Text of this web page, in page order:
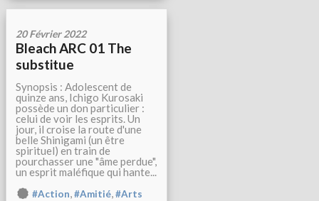
20 Février 2022
Bleach ARC 01 The
substitue
Synopsis : Adolescent de
quinze ans, Ichigo Kurosaki
possède un don particulier :
celui de voir les esprits. Un
jour, il croise la route d'une
belle Shinigami (un être
spirituel) en train de
pourchasser une "âme perdue",
un esprit maléfique qui hante...
#Action,#Amitié,#Arts